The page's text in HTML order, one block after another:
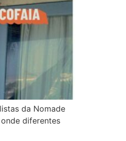
da Nomade
diferentes